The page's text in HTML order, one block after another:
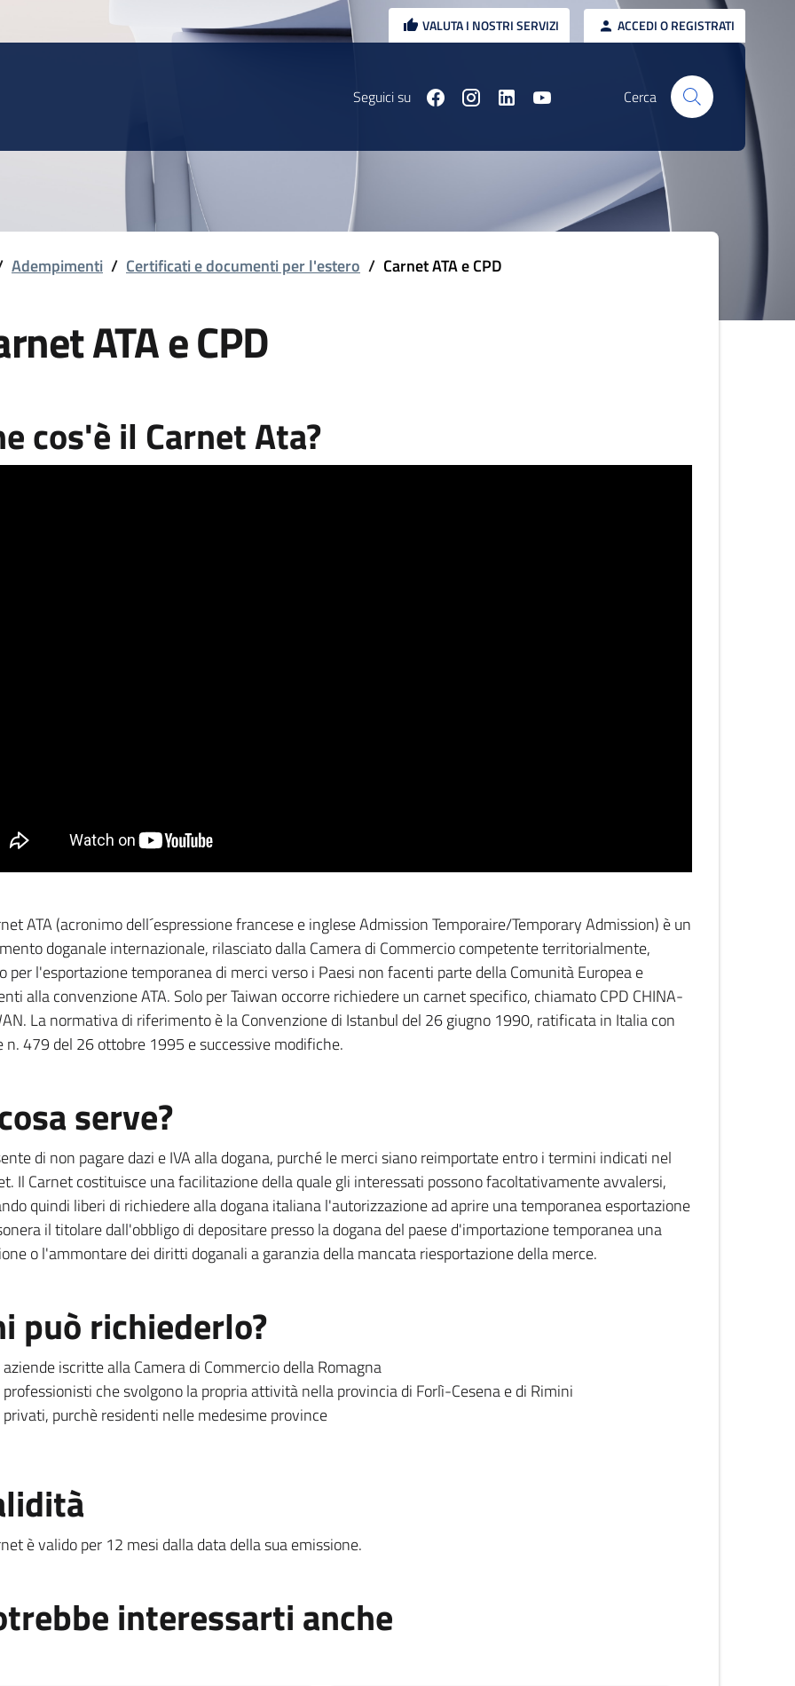
VALUTA I NOSTRI SERVIZI ACCEDI O REGISTRATI
Seguici su Cerca
Adempimenti / Certificati e documenti per l'estero / Carnet ATA e CPD
ATA e CPD
cos'è il Carnet Ata?
ATA (acronimo dell´espressione francese e inglese Admission Temporaire/Temporary Admission) è un
doganale internazionale, rilasciato dalla Camera di Commercio competente territorialmente,
per l'esportazione temporanea di merci verso i Paesi non facenti parte della Comunità Europea e
alla convenzione ATA. Solo per Taiwan occorre richiedere un carnet specifico, chiamato CPD CHINA-
La normativa di riferimento è la Convenzione di Istanbul del 26 giugno 1990, ratificata in Italia con
n. 479 del 26 ottobre 1995 e successive modifiche.
serve?
di non pagare dazi e IVA alla dogana, purché le merci siano reimportate entro i termini indicati nel
Il Carnet costituisce una facilitazione della quale gli interessati possono facoltativamente avvalersi,
quindi liberi di richiedere alla dogana italiana l'autorizzazione ad aprire una temporanea esportazione
il titolare dall'obbligo di depositare presso la dogana del paese d'importazione temporanea una
o l'ammontare dei diritti doganali a garanzia della mancata riesportazione della merce.
può richiederlo?
aziende iscritte alla Camera di Commercio della Romagna
professionisti che svolgono la propria attività nella provincia di Forlì-Cesena e di Rimini
privati, purchè residenti nelle medesime province
è valido per 12 mesi dalla data della sua emissione.
interessarti anche